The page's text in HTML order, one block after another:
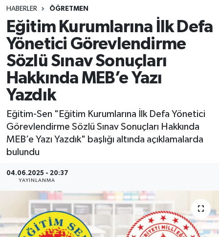
HABERLER ÖĞRETMEN
Eğitim Kurumlarına İlk Defa
Yönetici Görevlendirme
Sözlü Sınav Sonuçları
Hakkında MEB’e Yazı
Yazdık
Eğitim-Sen "Eğitim Kurumlarına İlk Defa Yönetici
Görevlendirme Sözlü Sınav Sonuçları Hakkında
MEB’e Yazı Yazdık" başlığı altında açıklamalarda
bulundu
04.06.2025 - 20:37
YAYINLANMA
YARIŞMA/ETKİNLİKLER
ANKET
MEVZUAT/KARARLAR